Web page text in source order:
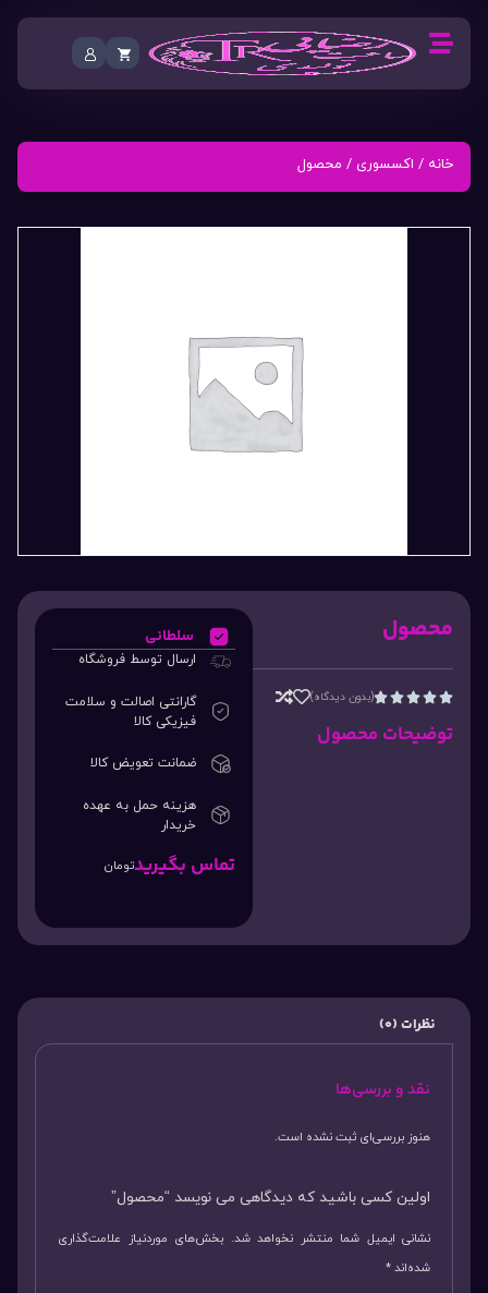
خانه / اکسسوری / محصول
محصول




(بدون دیدگاه)
توضیحات محصول
سلطانی
ارسال توسط فروشگاه
گارانتی اصالت و سلامت
فیزیکی کالا
ضمانت تعویض کالا
هزینه حمل به عهده
خریدار
تماس بگیریدتومان
نظرات (0)
نقد و بررسی‌ها
هنوز بررسی‌ای ثبت نشده است.
اولین کسی باشید که دیدگاهی می نویسد “محصول”
نشانی ایمیل شما منتشر نخواهد شد. بخش‌های موردنیاز علامت‌گذاری
شده‌اند*